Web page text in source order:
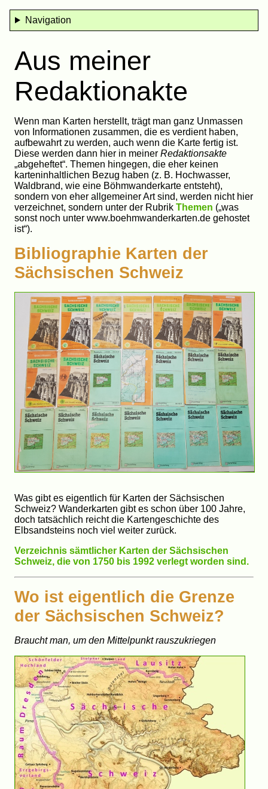
Navigation
Aus meiner
Redaktionakte
Wenn man Karten herstellt, trägt man ganz Unmassen
von Informationen zusammen, die es verdient haben,
aufbewahrt zu werden, auch wenn die Karte fertig ist.
Diese werden dann hier in meiner Redaktionsakte
„abgeheftet“. Themen hingegen, die eher keinen
karteninhaltlichen Bezug haben (z. B. Hochwasser,
Waldbrand, wie eine Böhmwanderkarte entsteht),
sondern von eher allgemeiner Art sind, werden nicht hier
verzeichnet, sondern unter der Rubrik Themen („was
sonst noch unter www.boehmwanderkarten.de gehostet
ist“).
Bibliographie Karten der
Sächsischen Schweiz
Was gibt es eigentlich für Karten der Sächsischen
Schweiz? Wanderkarten gibt es schon über 100 Jahre,
doch tatsächlich reicht die Kartengeschichte des
Elbsandsteins noch viel weiter zurück.
Verzeichnis sämtlicher Karten der Sächsischen
Schweiz, die von 1750 bis 1992 verlegt worden sind.
Wo ist eigentlich die Grenze
der Sächsischen Schweiz?
Braucht man, um den Mittelpunkt rauszukriegen